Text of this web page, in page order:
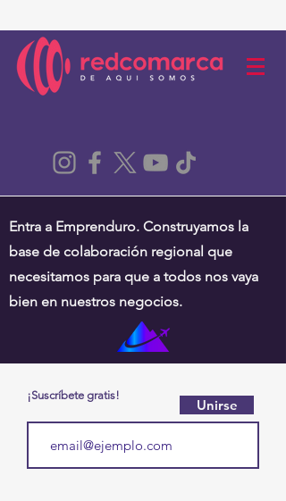
Entra a Emprenduro. Construyamos la
base de colaboración regional que
necesitamos para que a todos nos vaya
bien en nuestros negocios.
¡Suscríbete gratis!
Unirse